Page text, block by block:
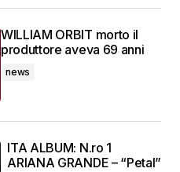
WILLIAM ORBIT morto il
produttore aveva 69 anni
news
ITA ALBUM: N.ro 1
ARIANA GRANDE – “Petal”